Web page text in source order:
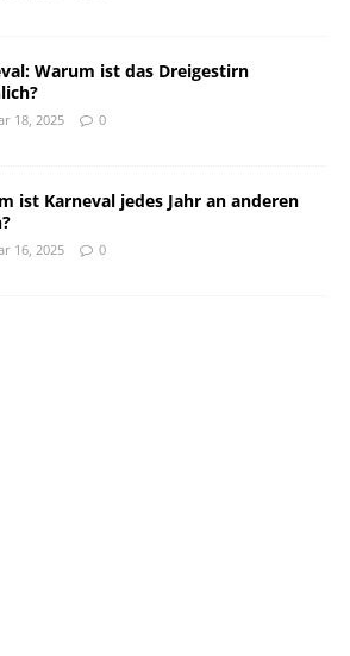
Warum ist das Dreigestirn
18, 2025 0
ist Karneval jedes Jahr an anderen
16, 2025 0